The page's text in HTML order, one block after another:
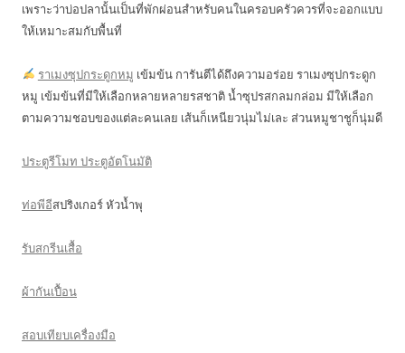
เพราะว่าบ่อปลานั้นเป็นที่พักผ่อนสำหรับคนในครอบครัวควรที่จะออกแบบ
ให้เหมาะสมกับพื้นที่
ราเมงซุปกระดูกหมู เข้มข้น การันตีได้ถึงความอร่อย ราเมงซุปกระดูก
หมู เข้มข้นที่มีให้เลือกหลายหลายรสชาติ น้ำซุปรสกลมกล่อม มีให้เลือก
ตามความชอบของแต่ละคนเลย เส้นก็เหนียวนุ่มไม่เละ ส่วนหมูชาชูก็นุ่มดี
ประตูรีโมท ประตูอัตโนมัติ
ท่อพีอีสปริงเกอร์ หัวน้ำพุ
รับสกรีนเสื้อ
ผ้ากันเปื้อน
สอบเทียบเครื่องมือ